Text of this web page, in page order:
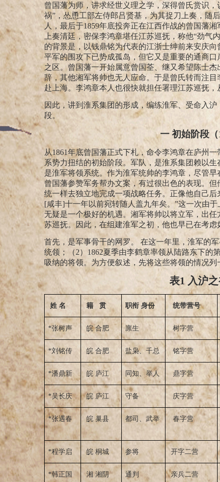
曾国藩为师，讲求经世义理之学，深得曾氏赏识，
祸”，怂恿工部左侍郎吕贤基，为其捉刀上奏，随
人，最后于1859年底投奔正在江西作战的曾国藩
上奏清廷，密保李鸿章堪任江苏巡抚，称他“劲气
的背景是，以钱鼎铭为代表的江浙士绅前来安庆
平军的围攻下已势成孤岛，但它又是重要的通商
之区。曾国藩一开始属意曾国荃、继又希望陈士
辞，其他湘军将帅也无人应命。于是曾氏转而注
赴上海。李鸿章本人也很快就担任署理江苏巡抚
因此，讲到淮系集团的形成，编练淮军、受命入
段。
一 初始阶段
从1861年底曾国藩正式下札， 命令李鸿章在庐州一
系势力扭结的初始阶段。军队，是淮系集团赖以
是淮军将领系统。作为淮军统帅的李鸿章，尽管
曾国藩参赞军务帮办文案，有过很出色的表现。 但
统一样去独立地完成一项战略任务。正像他自己
[咸丰]十一年以前宛转随人盖九年矣。”这一次由于
无疑是一个极好的机遇。湘军将帅以将立军，出
苏巡抚。因此，在组建淮军之初，他也早已在考
首先，是军事骨干的网罗。 在这一年里，淮军的
统领；
（2） 1862夏季由李鹤章率领从陆路东下的
吸纳的将领。为方便叙述，先将这些将领的情况列
表1 入沪
姓 名 籍 贯 职衔 身份 统带营号
*张树声 皖 合肥 廪生 树字营
*刘铭传 皖 合肥 盐枭、千总 铭字营
*潘鼎新 皖 庐江 同知、举人 鼎字营
*吴长庆 皖 庐江 守备 庆字营
*张遇春 皖 巢县 都司、武举 春字营
*程学启 皖 桐城 参将 开字二营
*韩正国 湘 湘阴 通判 亲兵二营